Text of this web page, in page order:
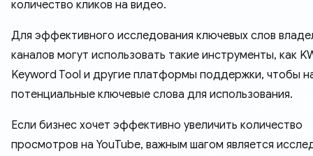
количество кликов на видео.
Для эффективного исследования ключевых слов
каналов могут использовать такие инструменты, как
Keyword Tool и другие платформы поддержки, чтобы
потенциальные ключевые слова для использования.
Если бизнес хочет эффективно увеличить количество
просмотров на YouTube, важным шагом является